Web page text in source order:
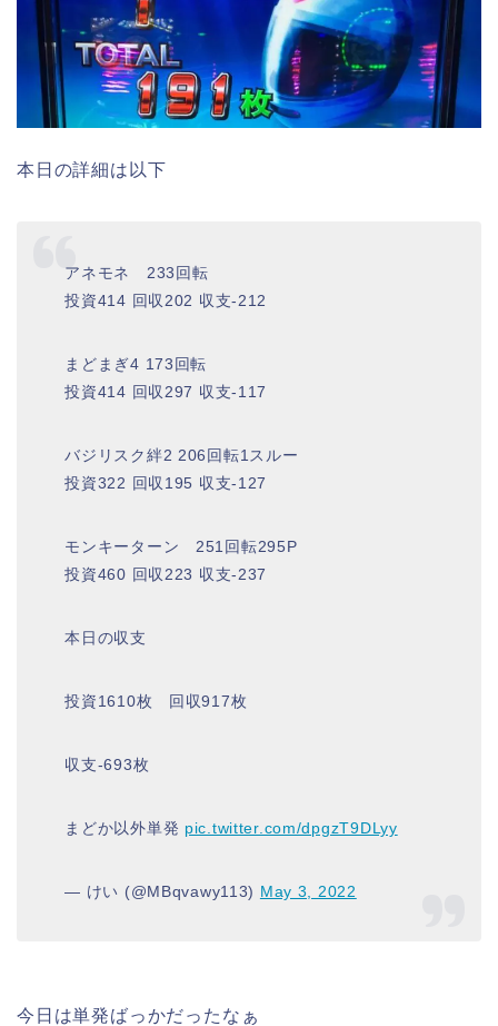
本日の詳細は以下
アネモネ 233回転
投資414 回収202 収支-212
まどまぎ4 173回転
投資414 回収297 収支-117
バジリスク絆2 206回転1スルー
投資322 回収195 収支-127
モンキーターン 251回転295P
投資460 回収223 収支-237
本日の収支
投資1610枚 回収917枚
収支-693枚
まどか以外単発 pic.twitter.com/dpgzT9DLyy
— けい (@MBqvawy113) May 3, 2022
今日は単発ばっかだったなぁ